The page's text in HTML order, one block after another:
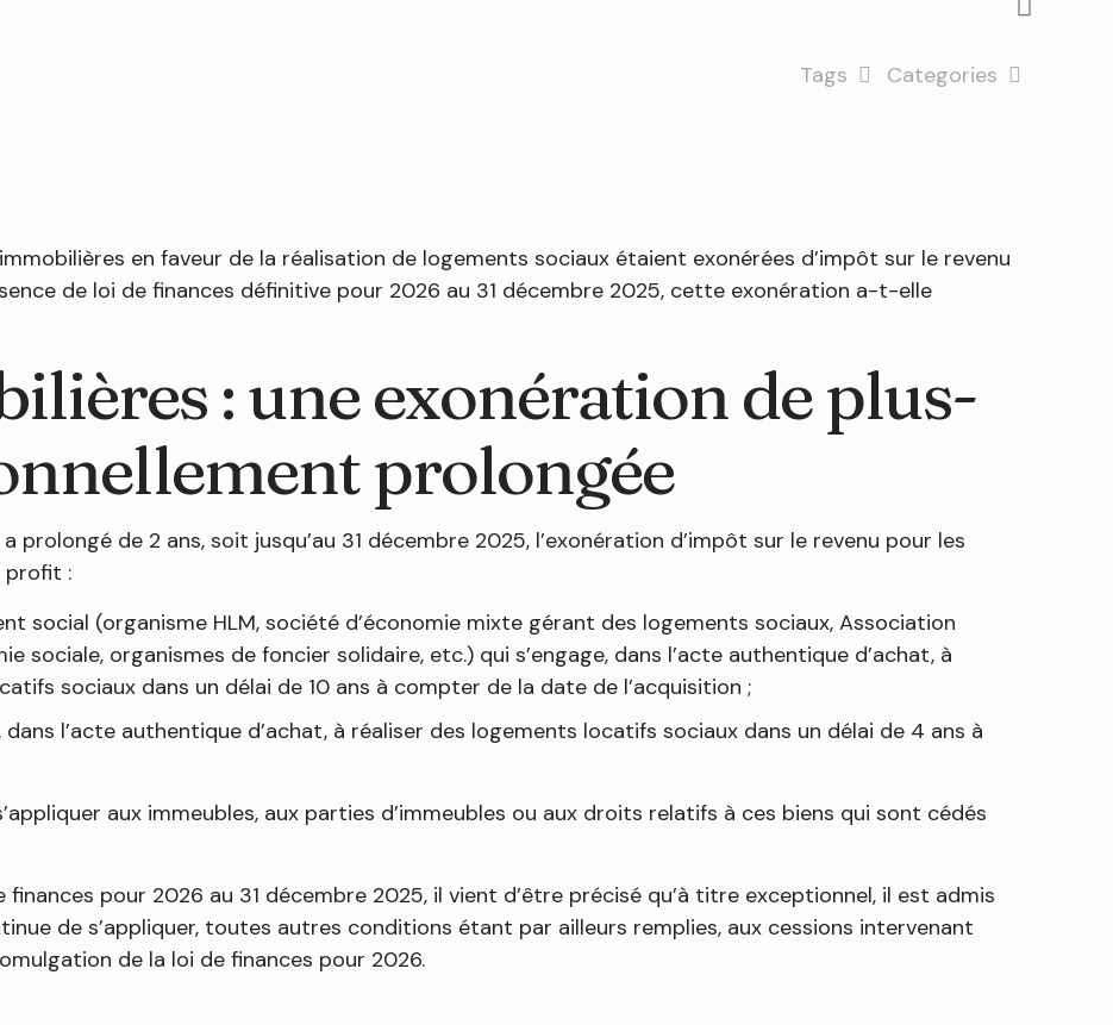
Categories
Tags
en faveur de la réalisation de logements sociaux étaient exonérées d’impôt sur le revenu
de loi de finances définitive pour 2026 au 31 décembre 2025, cette exonération a-t-elle
: une exonération de plus-
prolongée
prolongé de 2 ans, soit jusqu’au 31 décembre 2025, l’exonération d’impôt sur le revenu pour les
profit :
social (organisme HLM, société d’économie mixte gérant des logements sociaux, Association
sociale, organismes de foncier solidaire, etc.) qui s’engage, dans l’acte authentique d’achat, à
sociaux dans un délai de 10 ans à compter de la date de l’acquisition ;
l’acte authentique d’achat, à réaliser des logements locatifs sociaux dans un délai de 4 ans à
aux immeubles, aux parties d’immeubles ou aux droits relatifs à ces biens qui sont cédés
finances pour 2026 au 31 décembre 2025, il vient d’être précisé qu’à titre exceptionnel, il est admis
de s’appliquer, toutes autres conditions étant par ailleurs remplies, aux cessions intervenant
de la loi de finances pour 2026.